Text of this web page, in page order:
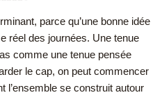
parce qu’une bonne idée
réel des journées. Une tenue
comme une tenue pensée
le cap, on peut commencer
l’ensemble se construit autour